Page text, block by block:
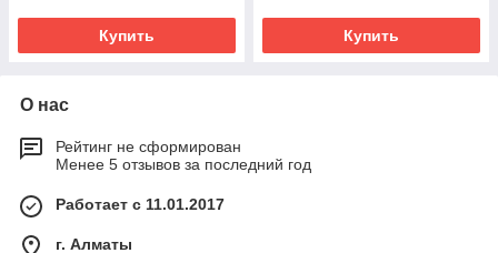
Купить Купить
О нас
Рейтинг не сформирован
Менее 5 отзывов за последний год
Работает с 11.01.2017
г. Алматы